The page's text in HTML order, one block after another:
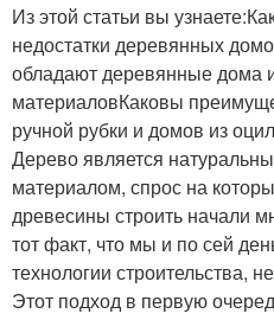
Из этой статьи вы
недостатки деревянных
обладают деревянные дома
материаловКаковы
ручной рубки и домов из
Дерево является
материалом, спрос на
древесины строить начали
тот факт, что мы и по сей
технологии строительства,
Этот подход в первую